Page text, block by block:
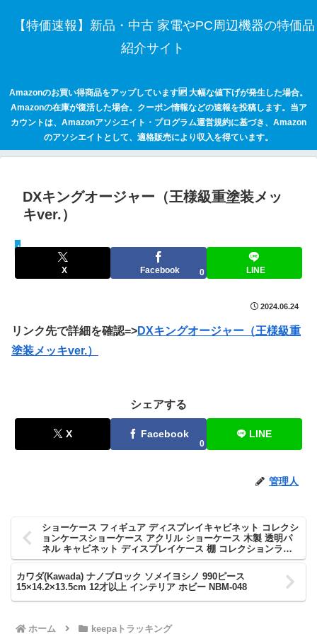
【特価速報】新品・中古 家電やPC周辺機器の特価品
紹介サイト
Amazonのお買い得商品をアップしています🆙 大幅な値下げが発生した場合。
Amazonの在庫が復活した場合。クーポン情報などの速報を投稿します。当ア
カウントは、Amazonアソシエイト・プログラム運営規約に基づき、Amazon
のアソシエイトとして、適格販売により収入を得ています。
DXキングオージャー（王様級重塗装メッ
キver.）
keepaトラッキング
X Facebook 0 LINE
2024.06.24
リンク先で詳細を確認=>DXキングオージャー（王様級重
塗装メッキver.）
シェアする
X Facebook
0
LINE
管理人
ショーケース フィギュア ディスプレイキャビネット コレクシ
ョンケースショーケース アクリル ショーケース 木製 透明パ
ネル キャビネット ディスプレイケース 棚 コレクションラッ
ク フィギュア グッズ 大容量 ディスプレイケース
90x34x172cm
カワダ(Kawada) ナノブロック ソメイヨシノ 990ピース
15×14.2×13.5cm 12才以上 インテリア ホビー NBM-048
ホーム keepaトラッキング